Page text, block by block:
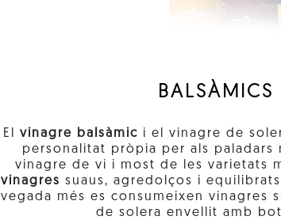
BALSÀMICS
El vinagre balsàmic i el vinagre de
personalitat pròpia per als paladars
vinagre de vi i most de les varietats
vinagres suaus, agredolços i
vegada més es consumeixen vinagres
de solera envellit amb